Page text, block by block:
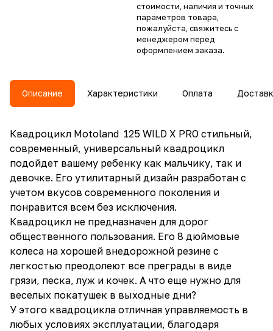
стоимости, наличия и точных
параметров товара,
пожалуйста, свяжитесь с
менеджером перед
оформлением заказа.
Описание Характеристики Оплата
Квадроцикл Motoland 125 WILD X PRO cтильный,
современный, универсальный квадроцикл
подойдет вашему ребенку как мальчику, так и
девочке. Его утилитарный дизайн разработан с
учетом вкусов современного поколения и
понравится всем без исключения.
Квадроцикл не предназначен для дорог
общественного пользования. Его 8 дюймовые
колеса на хорошей внедорожной резине с
легкостью преодолеют все преграды в виде
грязи, песка, луж и кочек. А что еще нужно для
веселых покатушек в выходные дни?
У этого квадроцикла отличная управляемость в
любых условиях эксплуатации, благодаря